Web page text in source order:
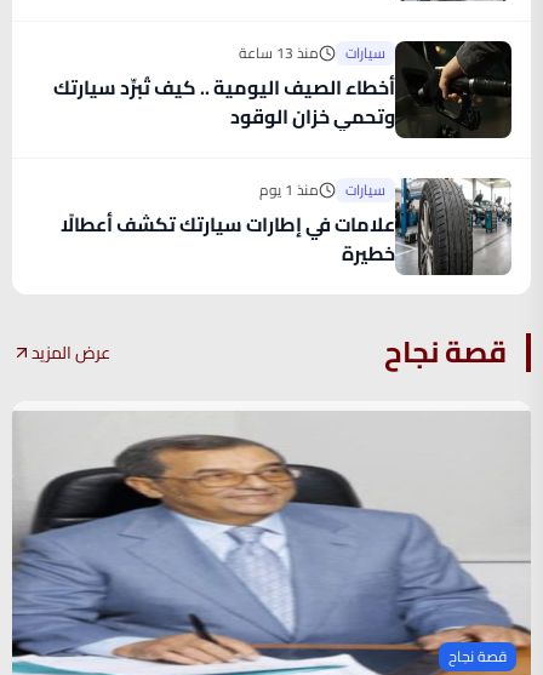
سيارات منذ 13 ساعة
أخطاء الصيف اليومية .. كيف تُبرِّد سيارتك
وتحمي خزان الوقود
سيارات منذ 1 يوم
علامات في إطارات سيارتك تكشف أعطالًا
خطيرة
قصة نجاح عرض المزيد
قصة نجاح